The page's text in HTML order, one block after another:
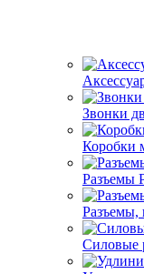
Звонки
Коробки
Разъемы
Разъемы,
Силовые